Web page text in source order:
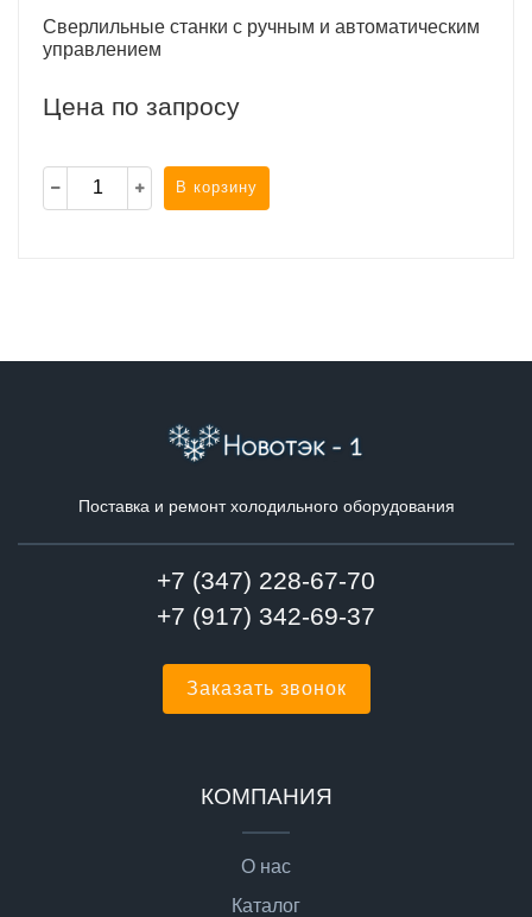
Сверлильные станки с ручным и автоматическим
управлением
Цена по запросу
В корзину
Поставка и ремонт холодильного оборудования
+7 (347) 228-67-70
+7 (917) 342-69-37
Заказать звонок
КОМПАНИЯ
О нас
Каталог